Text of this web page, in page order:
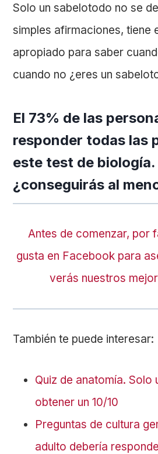
Solo un sabelotodo no se
simples afirmaciones, tiene
apropiado para saber
cuando no ¿eres un
El 73% de las
responder todas las
este test de biología.
¿conseguirás al
Antes de comenzar, por
gusta en Facebook para
verás nuestros
También te puede interesar:
Quiz de anatomía. Solo
obtener un 10/10
Preguntas de cultura
adulto debería